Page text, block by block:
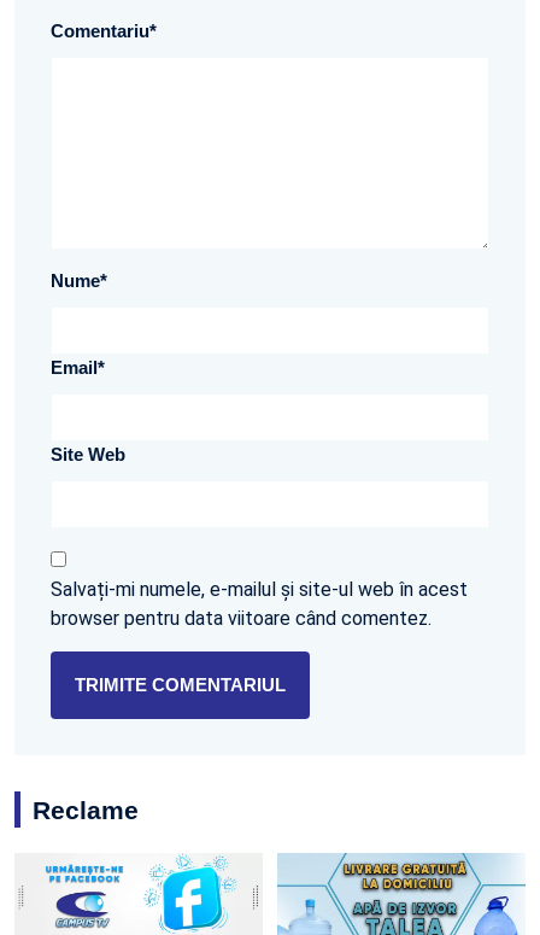
Comentariu*
Nume*
Email*
Site Web
Salvați-mi numele, e-mailul și site-ul web în acest
browser pentru data viitoare când comentez.
Reclame